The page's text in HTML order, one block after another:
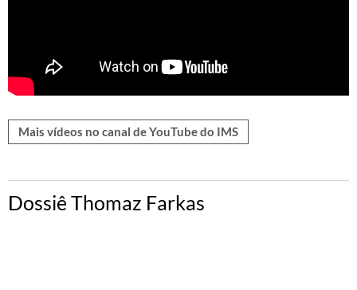
Mais vídeos no canal de YouTube do IMS
Dossiê Thomaz Farkas